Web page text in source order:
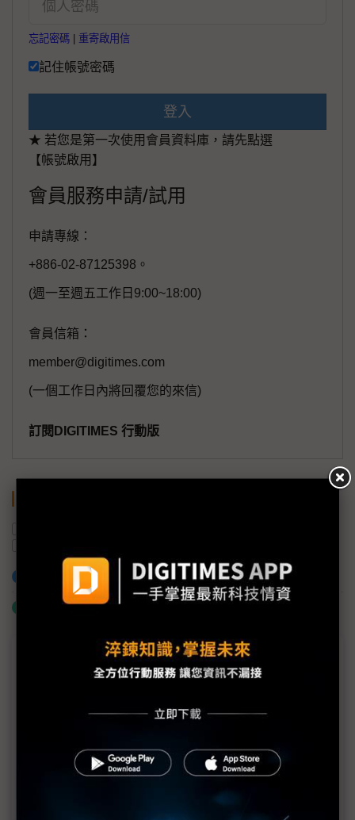
忘記密碼 重寄啟用信
記住帳號密碼
登入
★ 若您是第一次使用會員資料庫，請先點選
【帳號啟用】
會員服務申請/試用
申請專線：
+886-02-87125398。
(週一至週五工作日9:00~18:00)
會員信箱：
member@digitimes.com
(一個工作日內將回覆您的來信)
訂閱DIGITIMES 行動版
加入已選取到「關鍵字追蹤」
什麼是「關鍵字追蹤」
議題精選－SEMICON SEA 2026揭幕
新加坡半導體轉型縮影 MPics與Jade Micron的跨境
製造布局
中廠深耕東南亞封測聚落 長川鎖定高功率需求、耐